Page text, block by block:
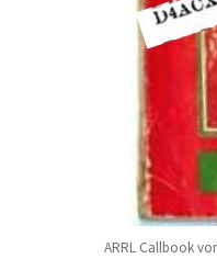
ARRL Callbook